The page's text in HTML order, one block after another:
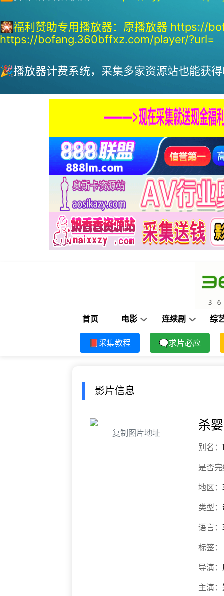
🎇福利赞助专用播放器： 原播放器 https://
https://bofang.360bffxz.com/player/?url=
🎉播放器计费系统，采集多家资源站也能获
首页 电影 连续剧 综
📕采集教程 🗨求片必应
影片信息
复制图片地址
杀
别名：
是否
地区：
类型：
语言：
标签：
导演：
主演：